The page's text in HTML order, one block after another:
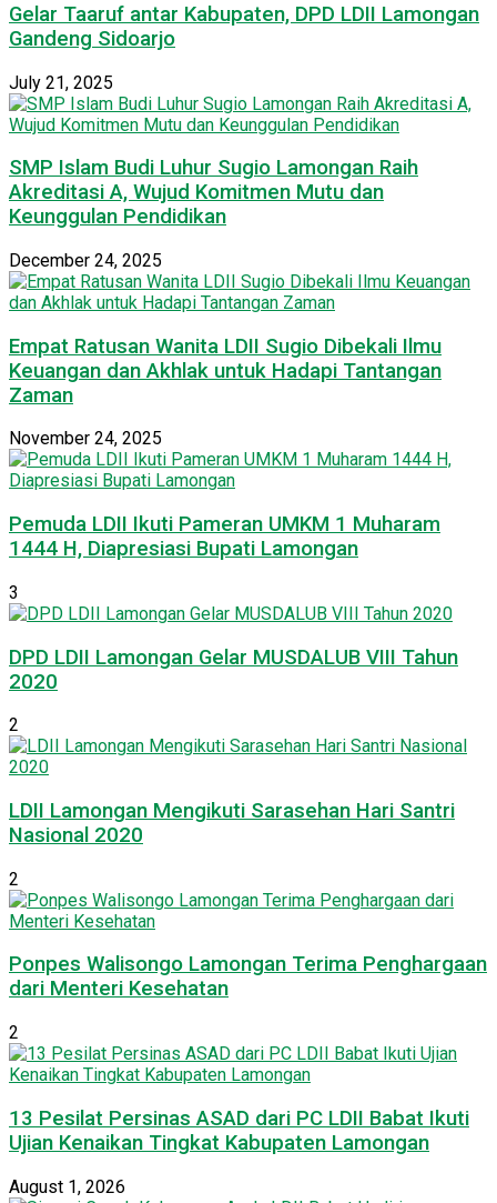
Gelar Taaruf antar Kabupaten, DPD LDII Lamongan
Gandeng Sidoarjo
July 21, 2025
SMP Islam Budi Luhur Sugio Lamongan Raih
Akreditasi A, Wujud Komitmen Mutu dan
Keunggulan Pendidikan
December 24, 2025
Empat Ratusan Wanita LDII Sugio Dibekali Ilmu
Keuangan dan Akhlak untuk Hadapi Tantangan
Zaman
November 24, 2025
Pemuda LDII Ikuti Pameran UMKM 1 Muharam
1444 H, Diapresiasi Bupati Lamongan
3
DPD LDII Lamongan Gelar MUSDALUB VIII Tahun
2020
2
LDII Lamongan Mengikuti Sarasehan Hari Santri
Nasional 2020
2
Ponpes Walisongo Lamongan Terima Penghargaan
dari Menteri Kesehatan
2
13 Pesilat Persinas ASAD dari PC LDII Babat Ikuti
Ujian Kenaikan Tingkat Kabupaten Lamongan
August 1, 2026